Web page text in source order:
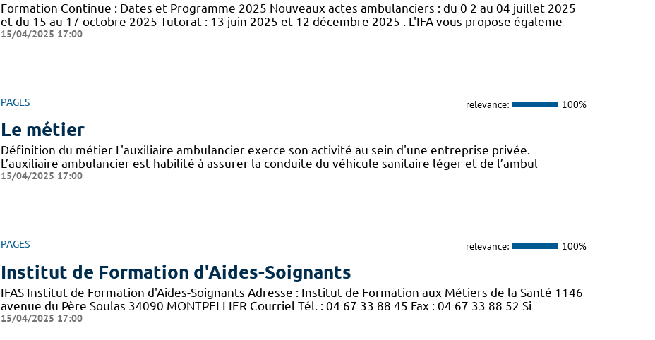
Formation Continue : Dates et Programme 2025 Nouveaux actes ambulanciers : du 0 2 au 04 juillet 2025
et du 15 au 17 octobre 2025 Tutorat : 13 juin 2025 et 12 décembre 2025 . L'IFA vous propose égaleme
15/04/2025 17:00
PAGES relevance: 100%
Le métier
Définition du métier L'auxiliaire ambulancier exerce son activité au sein d'une entreprise privée.
L’auxiliaire ambulancier est habilité à assurer la conduite du véhicule sanitaire léger et de l’ambul
15/04/2025 17:00
PAGES relevance: 100%
Institut de Formation d'Aides-Soignants
IFAS Institut de Formation d'Aides-Soignants Adresse : Institut de Formation aux Métiers de la Santé 1146
avenue du Père Soulas 34090 MONTPELLIER Courriel Tél. : 04 67 33 88 45 Fax : 04 67 33 88 52 Si
15/04/2025 17:00